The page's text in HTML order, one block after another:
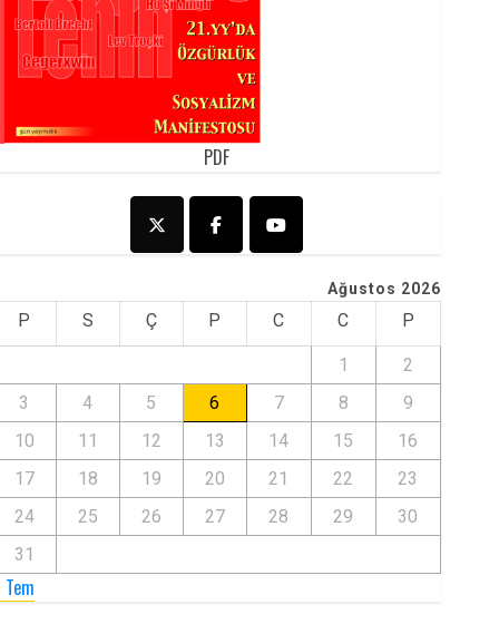
PDF
Ağustos 2026
P S Ç P C C P
1
2
3
4 5 6 7 8
9
10
11 12 13 14 15
16
17
18 19 20 21 22
23
24
25 26 27 28 29
30
31